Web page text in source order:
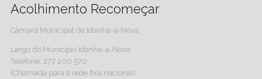
Acolhimento Recomeçar
Câmara Municipal de Idanha-a-Nova
Largo do Município Idanha-a-Nova
Telefone: 277 200 570
(Chamada para a rede fixa nacional)